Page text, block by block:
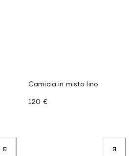
Camicia in misto lino
120 €